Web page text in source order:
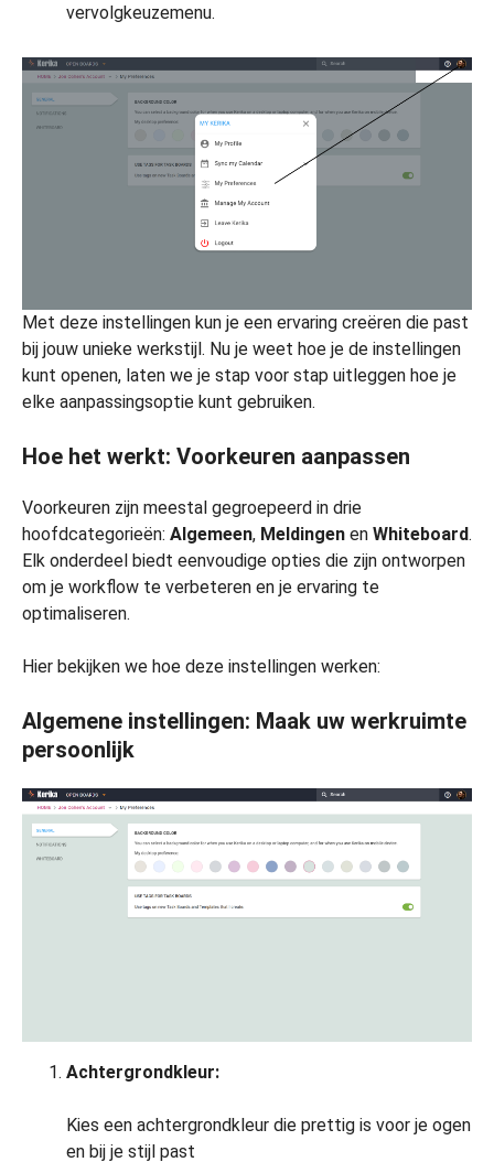
vervolgkeuzemenu.
Met deze instellingen kun je een ervaring creëren die past
bij jouw unieke werkstijl. Nu je weet hoe je de instellingen
kunt openen, laten we je stap voor stap uitleggen hoe je
elke aanpassingsoptie kunt gebruiken.
Hoe het werkt: Voorkeuren aanpassen
Voorkeuren zijn meestal gegroepeerd in drie
hoofdcategorieën: Algemeen, Meldingen en Whiteboard.
Elk onderdeel biedt eenvoudige opties die zijn ontworpen
om je workflow te verbeteren en je ervaring te
optimaliseren.
Hier bekijken we hoe deze instellingen werken:
Algemene instellingen: Maak uw werkruimte
persoonlijk
Achtergrondkleur:
Kies een achtergrondkleur die prettig is voor je ogen
en bij je stijl past